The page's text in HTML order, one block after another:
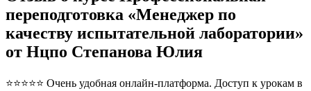
переподготовка «Менеджер по
качеству испытательной лаборатории»
от Нцпо Степанова Юлия
⭐⭐⭐⭐⭐ Очень удобная онлайн-платформа. Доступ к урокам в